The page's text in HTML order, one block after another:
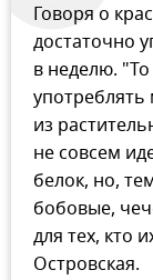
Говоря о
достаточно
в неделю.
из
не совсем
белок, но,
бобовые,
для тех, кто
Островская.